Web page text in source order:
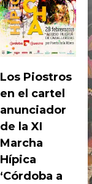
Los Piostros
en el cartel
anunciador
de la XI
Marcha
Hípica
‘Córdoba a